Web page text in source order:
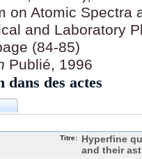
on Atomic Spectra
and Laboratory
(84-85)
Publié, 1996
dans des actes
Titre:
Hyperfine
and their